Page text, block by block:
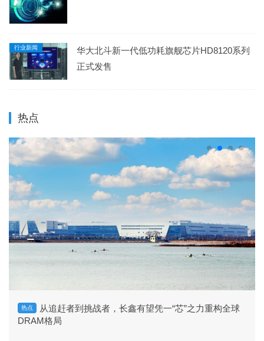
行业新闻
华大北斗新一代低功耗旗舰芯片HD8120系列
正式发售
热点
热点
从追赶者到挑战者，长鑫有望凭一“芯”之力重构全球
DRAM格局